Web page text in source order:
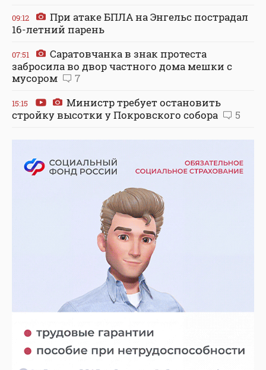
09:12
При атаке БПЛА на Энгельс пострадал
16-летний парень
07:51
Саратовчанка в знак протеста
забросила во двор частного дома мешки с
мусором
7
15:15
Министр требует остановить
стройку высотки у Покровского собора
5